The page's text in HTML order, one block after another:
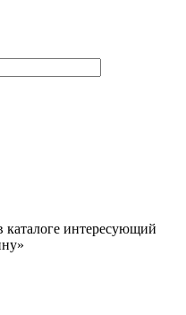
каталоге интересующий